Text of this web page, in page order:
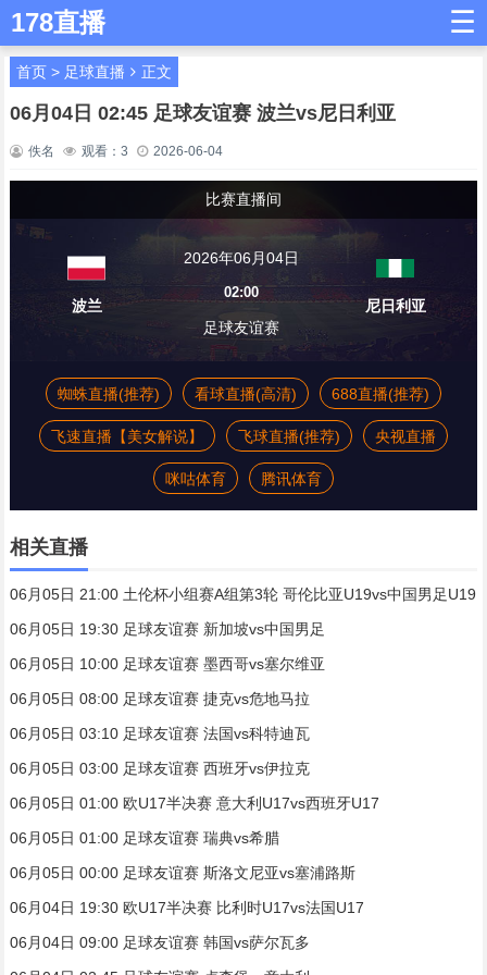
178直播 ☰
首页> 足球直播 正文
06月04日 02:45 足球友谊赛 波兰vs尼日利亚
佚名 观看： 3 2026-06-04
比赛直播间
波兰
2026年06月04日
02:00
足球友谊赛
尼日利亚
蜘蛛直播(推荐) 看球直播(高清) 688直播(推荐)
飞速直播【美女解说】 飞球直播(推荐) 央视直播
咪咕体育 腾讯体育
相关直播
06月05日 21:00 土伦杯小组赛A组第3轮 哥伦比亚U19vs中国男足U19
06月05日 19:30 足球友谊赛 新加坡vs中国男足
06月05日 10:00 足球友谊赛 墨西哥vs塞尔维亚
06月05日 08:00 足球友谊赛 捷克vs危地马拉
06月05日 03:10 足球友谊赛 法国vs科特迪瓦
06月05日 03:00 足球友谊赛 西班牙vs伊拉克
06月05日 01:00 欧U17半决赛 意大利U17vs西班牙U17
06月05日 01:00 足球友谊赛 瑞典vs希腊
06月05日 00:00 足球友谊赛 斯洛文尼亚vs塞浦路斯
06月04日 19:30 欧U17半决赛 比利时U17vs法国U17
06月04日 09:00 足球友谊赛 韩国vs萨尔瓦多